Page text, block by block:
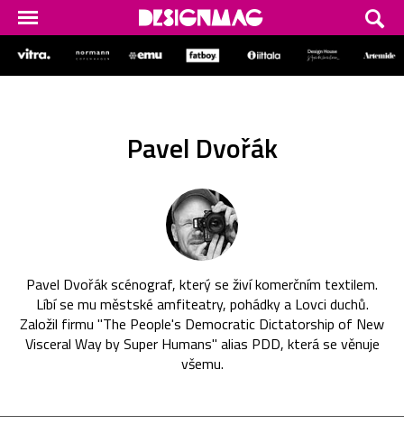
Pavel Dvořák
Pavel Dvořák scénograf, který se živí komerčním textilem.
Líbí se mu městské amfiteatry, pohádky a Lovci duchů.
Založil firmu "The People's Democratic Dictatorship of New
Visceral Way by Super Humans" alias PDD, která se věnuje
všemu.